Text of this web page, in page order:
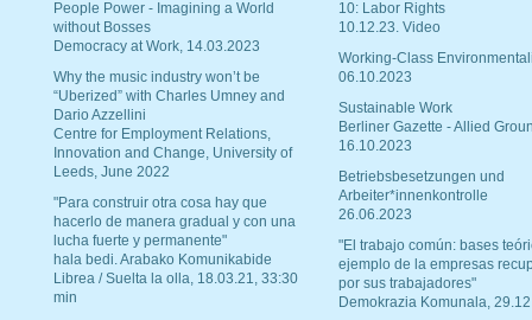
People Power - Imagining a World
without Bosses
Democracy at Work, 14.03.2023
Why the music industry won’t be
“Uberized” with Charles Umney and
Dario Azzellini
Centre for Employment Relations,
Innovation and Change, University of
Leeds, June 2022
"Para construir otra cosa hay que
hacerlo de manera gradual y con una
lucha fuerte y permanente"
hala bedi. Arabako Komunikabide
Librea / Suelta la olla, 18.03.21, 33:30
min
10: Labor Rights
10.12.23. Video
Working-Class
06.10.2023
Sustainable Work
Berliner Gazette - Allied
16.10.2023
Betriebsbesetzungen und
Arbeiter*innenkontrolle
26.06.2023
"El trabajo común: bases
ejemplo de la empresas
por sus trabajadores"
Demokrazia Komunala,